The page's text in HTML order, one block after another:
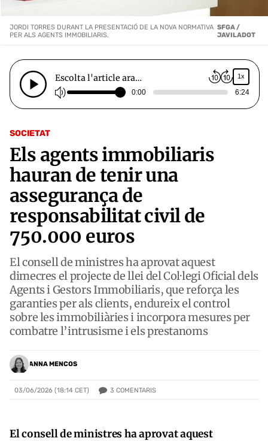
SOCIETAT
Els agents immobiliaris
hauran de tenir una
assegurança de
responsabilitat civil de
750.000 euros
El consell de ministres ha aprovat aquest
dimecres el projecte de llei del Col·legi Oficial dels
Agents i Gestors Immobiliaris, que reforça les
garanties per als clients, endureix el control
sobre les immobiliàries i incorpora mesures per
combatre l’intrusisme i els prestanoms
ANNA MENCOS
03/06/2026 (18:14 CET) 3 COMENTARIS
JORDI TORRES DURANT LA PRESENTACIÓ DE LA NOVA NORMATIVA
PER ALS AGENTS IMMOBILIARIS.
SFGA /
JAVILADOT
Escolta l'article ara… 1x
0:00 6:24
El consell de ministres ha aprovat aquest